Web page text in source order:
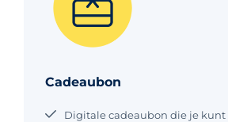
Cadeaubon
Digitale cadeaubon die je